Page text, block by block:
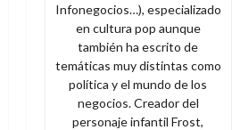
Infonegocios…), especializado
en cultura pop aunque
también ha escrito de
temáticas muy distintas como
política y el mundo de los
negocios. Creador del
personaje infantil Frost,